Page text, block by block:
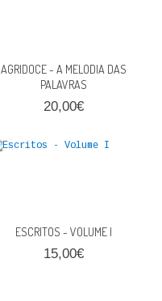
AGRIDOCE - A MELODIA DAS
PALAVRAS
20,00€
ESCRITOS - VOLUME I
15,00€